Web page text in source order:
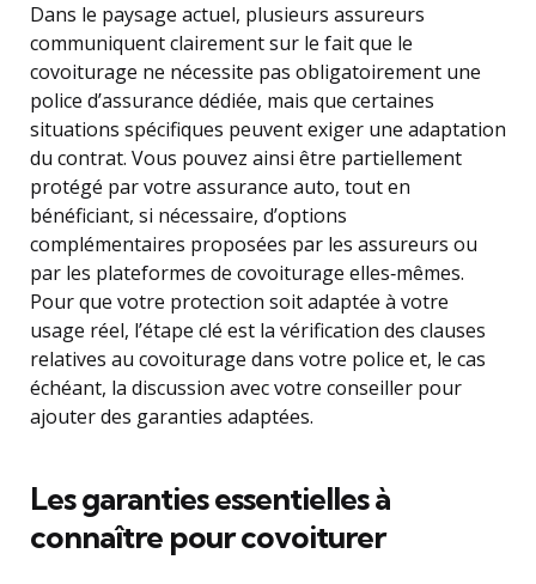
Dans le paysage actuel, plusieurs assureurs
communiquent clairement sur le fait que le
covoiturage ne nécessite pas obligatoirement une
police d’assurance dédiée, mais que certaines
situations spécifiques peuvent exiger une adaptation
du contrat. Vous pouvez ainsi être partiellement
protégé par votre assurance auto, tout en
bénéficiant, si nécessaire, d’options
complémentaires proposées par les assureurs ou
par les plateformes de covoiturage elles‑mêmes.
Pour que votre protection soit adaptée à votre
usage réel, l’étape clé est la vérification des clauses
relatives au covoiturage dans votre police et, le cas
échéant, la discussion avec votre conseiller pour
ajouter des garanties adaptées.
Les garanties essentielles à
connaître pour covoiturer